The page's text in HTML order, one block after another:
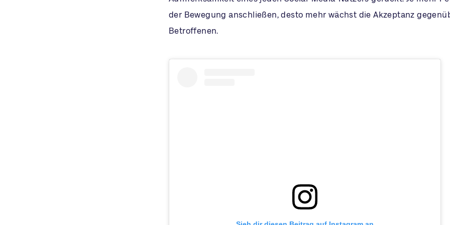
der Bewegung anschließen, desto mehr wächst die Akzeptanz
Betroffenen.